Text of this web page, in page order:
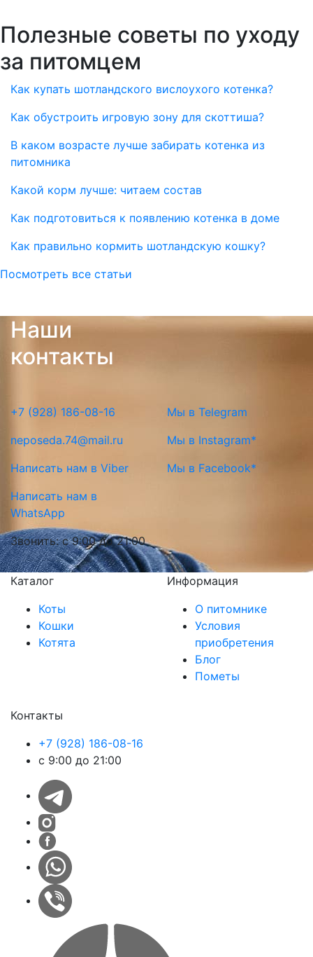
Полезные советы по уходу
за питомцем
Как купать шотландского вислоухого котенка?
Как обустроить игровую зону для скоттиша?
В каком возрасте лучше забирать котенка из
питомника
Какой корм лучше: читаем состав
Как подготовиться к появлению котенка в доме
Как правильно кормить шотландскую кошку?
Посмотреть все статьи
Наши
контакты
+7 (928) 186-08-16
neposeda.74@mail.ru
Написать нам в Viber
Написать нам в
WhatsApp
Звонить: с 9:00 до 21:00
Мы в Telegram
Мы в Instagram*
Мы в Facebook*
Каталог
Коты
Кошки
Котята
Информация
О питомнике
Условия
приобретения
Блог
Пометы
Контакты
+7 (928) 186-08-16
с 9:00 до 21:00